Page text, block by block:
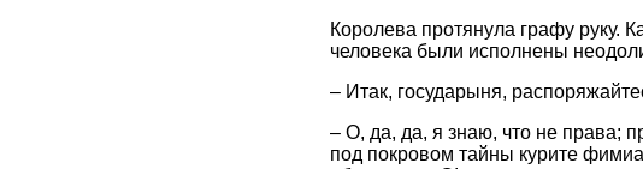
Королева протянула графу руку.
человека были исполнены
– Итак, государыня,
– О, да, да, я знаю, что не права;
под покровом тайны курите